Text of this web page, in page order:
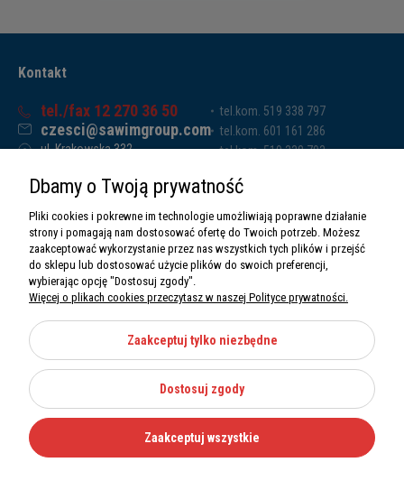
Kontakt
tel./fax 12 270 36 50
czesci@sawimgroup.com
ul. Krakowska 332,
Sawim Group Mariusz Zdyb sp. k.
NIP: 5130284470
REGON: 5246591010
tel.kom. 519 338 797
tel.kom. 601 161 286
tel.kom. 519 338 793
O nas
Informacje
Moje konto
Kategorie
Dbamy o Twoją prywatność
Pliki cookies i pokrewne im technologie umożliwiają poprawne działanie
strony i pomagają nam dostosować ofertę do Twoich potrzeb. Możesz
zaakceptować wykorzystanie przez nas wszystkich tych plików i przejść
do sklepu lub dostosować użycie plików do swoich preferencji,
wybierając opcję "Dostosuj zgody".
Więcej o plikach cookies przeczytasz w naszej Polityce prywatności.
Zaakceptuj tylko niezbędne
Dostosuj zgody
Zaakceptuj wszystkie